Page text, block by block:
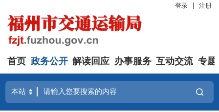
登录 注册
首页 政务公开 解读回应 办事服务 互动交流 专题